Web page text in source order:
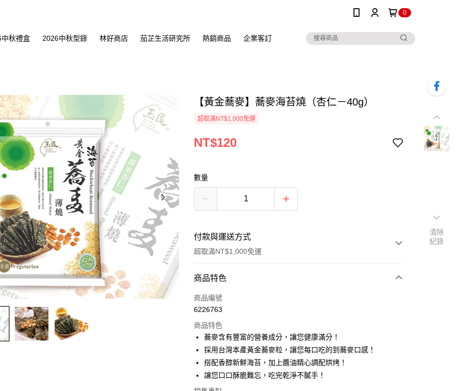
0
秋禮盒 2026中秋型錄 林好商店 茄芷生活研究所 熱銷商品 企業客訂
【黃金蕎麥】蕎麥海苔燒（杏仁－40g）
超取滿NT$1,000免運
NT$120
數量
付款與運送方式
超取滿NT$1,000免運
付款方式
信用卡一次付款
LINE Pay
Apple Pay
悠遊付
商品特色
商品編號
6226763
商品特色
蕎麥含有豐富的營養成分，讓您健康滿分！
採用台灣本產黃金蕎麥粒，讓您每口吃的到蕎麥口感！
搭配香醇新鮮海苔，加上醬油精心調配烘烤！
讓您口口酥脆難忘，吃完乾淨不膩手！
清除
紀錄